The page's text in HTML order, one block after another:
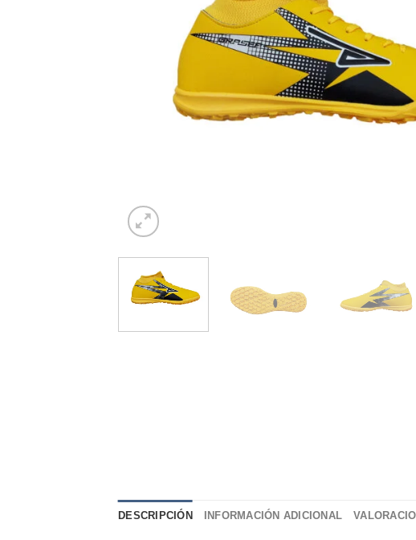
DESCRIPCIÓN INFORMACIÓN ADICIONAL